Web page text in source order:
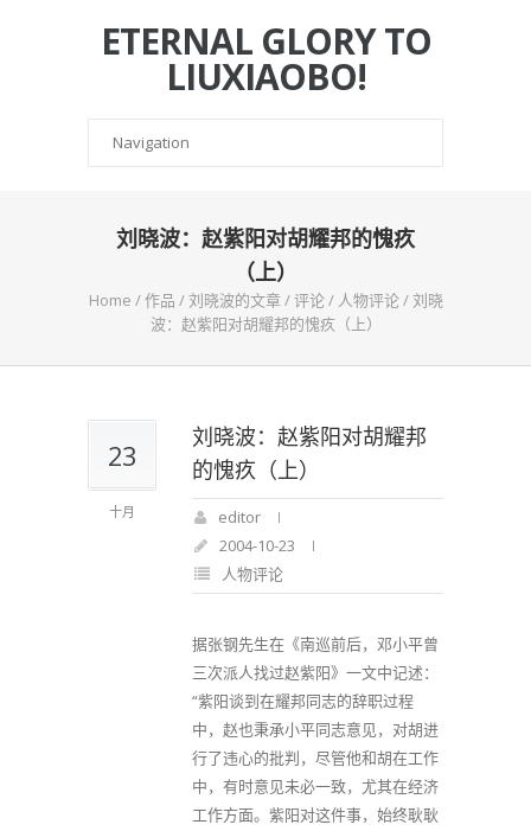
ETERNAL GLORY TO
LIUXIAOBO!
刘晓波：赵紫阳对胡耀邦的愧疚
（上）
Home /作品 /刘晓波的文章/评论/ 人物评论/刘晓
波：赵紫阳对胡耀邦的愧疚（上）
23
十月
刘晓波：赵紫阳对胡耀邦
的愧疚（上）
editor
2004-10-23
人物评论
据张钢先生在《南巡前后，邓小平曾
三次派人找过赵紫阳》一文中记述：
“紫阳谈到在耀邦同志的辞职过程
中，赵也秉承小平同志意见，对胡进
行了违心的批判，尽管他和胡在工作
中，有时意见未必一致，尤其在经济
工作方面。紫阳对这件事，始终耿耿